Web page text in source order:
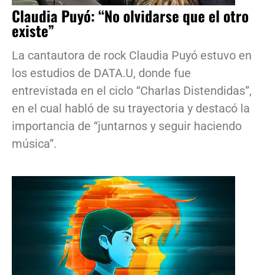
Claudia Puyó: “No olvidarse que el otro
existe”
La cantautora de rock Claudia Puyó estuvo en
los estudios de DATA.U, donde fue
entrevistada en el ciclo “Charlas Distendidas”,
en el cual habló de su trayectoria y destacó la
importancia de “juntarnos y seguir haciendo
música”.